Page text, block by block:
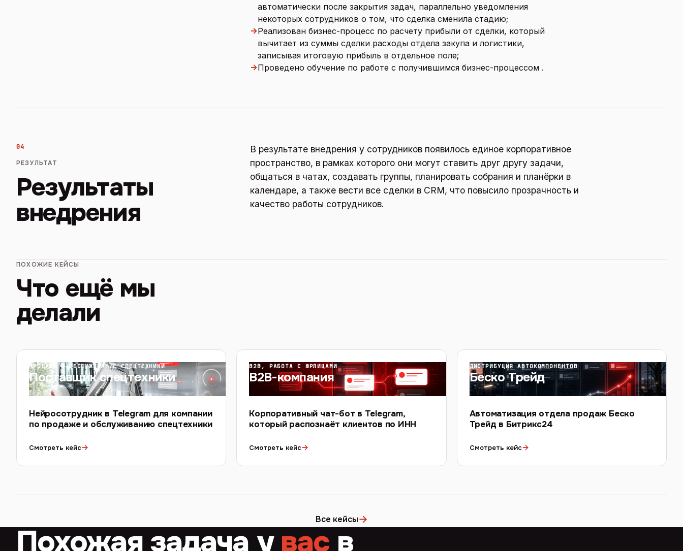
автоматически после закрытия задач, параллельно уведомления
некоторых сотрудников о том, что сделка сменила стадию;
→Реализован бизнес-процесс по расчету прибыли от сделки, который
вычитает из суммы сделки расходы отдела закупа и логистики,
записывая итоговую прибыль в отдельное поле;
→Проведено обучение по работе с получившимся бизнес-процессом .
04
РЕЗУЛЬТАТ
Результаты
внедрения
В результате внедрения у сотрудников появилось единое корпоративное
пространство, в рамках которого они могут ставить друг другу задачи,
общаться в чатах, создавать группы, планировать собрания и планёрки в
календаре, а также вести все сделки в CRM, что повысило прозрачность и
качество работы сотрудников.
ПОХОЖИЕ КЕЙСЫ
Что ещё мы
делали
ПРОДАЖА И ОБСЛУЖИВАНИЕ СПЕЦТЕХНИКИ
Поставщик спецтехники
Нейросотрудник в Telegram для компании
по продаже и обслуживанию спецтехники
Смотреть кейс→
B2B, РАБОТА С ЮРЛИЦАМИ
B2B-компания
Корпоративный чат-бот в Telegram,
который распознаёт клиентов по ИНН
Смотреть кейс→
ДИСТРИБУЦИЯ АВТОКОМПОНЕНТОВ
Беско Трейд
Автоматизация отдела продаж Беско
Трейд в Битрикс24
Смотреть кейс→
Все кейсы→
Похожая задача у вас в